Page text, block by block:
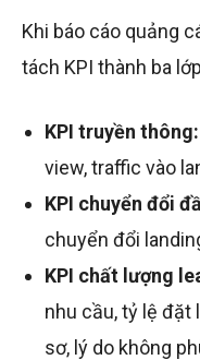
Khi báo cáo quảng
tách KPI thành ba
KPI truyền thông:
view, traffic vào
KPI chuyển đổi
chuyển đổi
KPI chất lượng
nhu cầu, tỷ lệ đặt
sơ, lý do không